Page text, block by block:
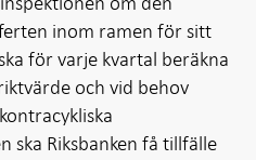
inom ramen för sitt
för varje kvartal beräkna
och vid behov
ska Riksbanken få tillfälle